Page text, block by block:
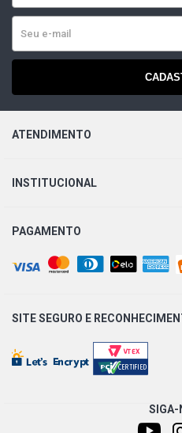
ATENDIMENTO
INSTITUCIONAL
PAGAMENTO
SITE SEGURO E
SIGA-